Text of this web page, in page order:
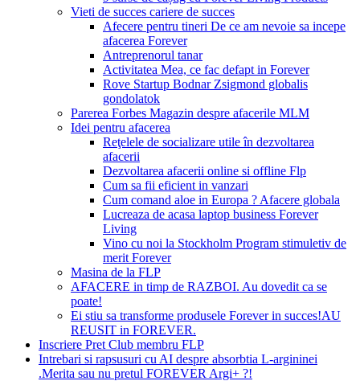
Vieti de succes cariere de succes
Afecere pentru tineri De ce am nevoie sa incepe
afacerea Forever
Antreprenorul tanar
Activitatea Mea, ce fac defapt in Forever
Rove Startup Bodnar Zsigmond globalis
gondolatok
Parerea Forbes Magazin despre afacerile MLM
Idei pentru afacerea
Reţelele de socializare utile în dezvoltarea
afacerii
Dezvoltarea afacerii online si offline Flp
Cum sa fii eficient in vanzari
Cum comand aloe in Europa ? Afacere globala
Lucreaza de acasa laptop business Forever
Living
Vino cu noi la Stockholm Program stimuletiv de
merit Forever
Masina de la FLP
AFACERE in timp de RAZBOI. Au dovedit ca se
poate!
Ei stiu sa transforme produsele Forever in succes!AU
REUSIT in FOREVER.
Inscriere Pret Club membru FLP
Intrebari si rapsusuri cu AI despre absorbtia L-argininei
.Merita sau nu pretul FOREVER Argi+ ?!